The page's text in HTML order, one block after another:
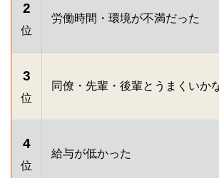
2
位
労働時間・環境が不満だった
3
位
同僚・先輩・後輩とうまくいか
4
位
給与が低かった